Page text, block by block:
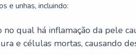
e unhas, incluindo:
no qual há inflamação da pele
e células mortas, causando